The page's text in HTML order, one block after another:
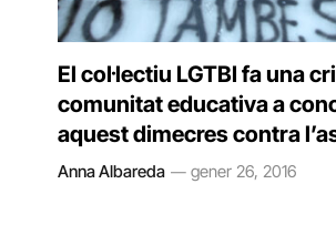
El col·lectiu LGTBI fa una
comunitat educativa a
aquest dimecres contra
Anna Albareda gener 26, 2016